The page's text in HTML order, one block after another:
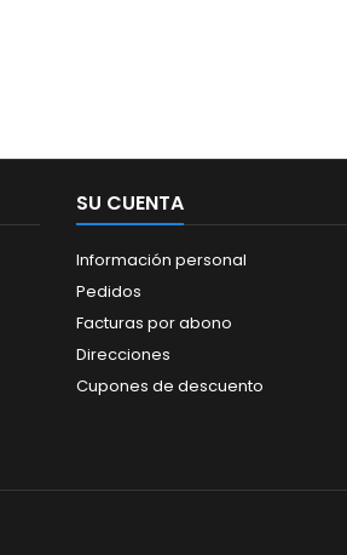
SU CUENTA
Información personal
Pedidos
Facturas por abono
Direcciones
Cupones de descuento